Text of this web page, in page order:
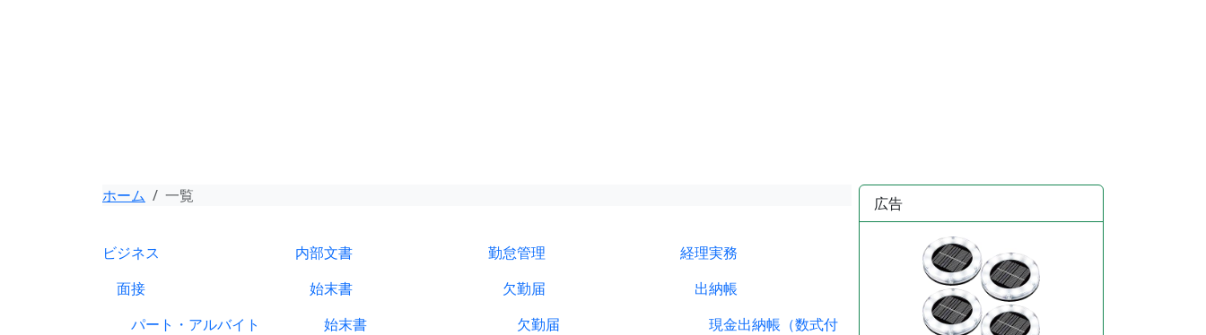
ホーム 一覧
ビジネス
面接
パート・アルバイト
内部文書
始末書
始末書
勤怠管理
欠勤届
欠勤届
経理実務
出納帳
現金出納帳（数式付
広告